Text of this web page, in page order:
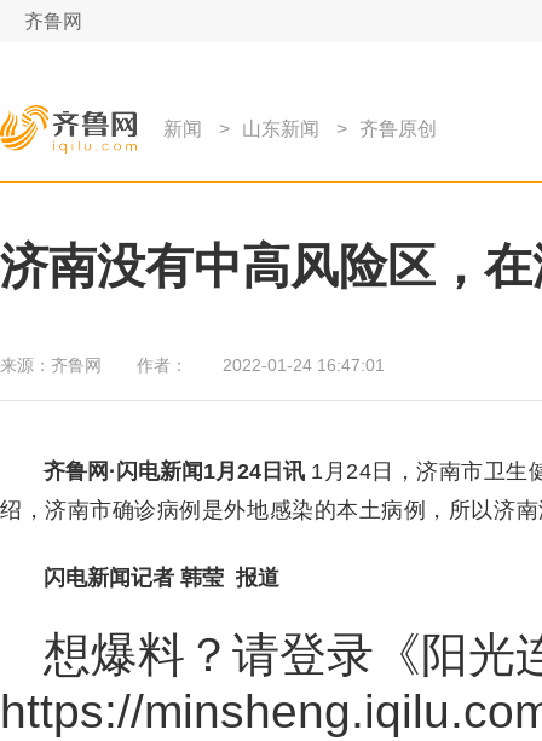
齐鲁网
新闻 > 山东新闻 > 齐鲁原创
济南没有中高风险区，
来源： 齐鲁网 作者： 2022-01-24 16:47:01
齐鲁网 ·闪电新闻1月24日讯 1月24日，济南市卫生
绍，济南市确诊病例是外地感染的本土病例，所以济
闪电新闻记者 韩莹 报道
想爆料？请登录《阳光
https://